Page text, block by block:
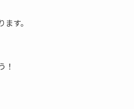
す。
！